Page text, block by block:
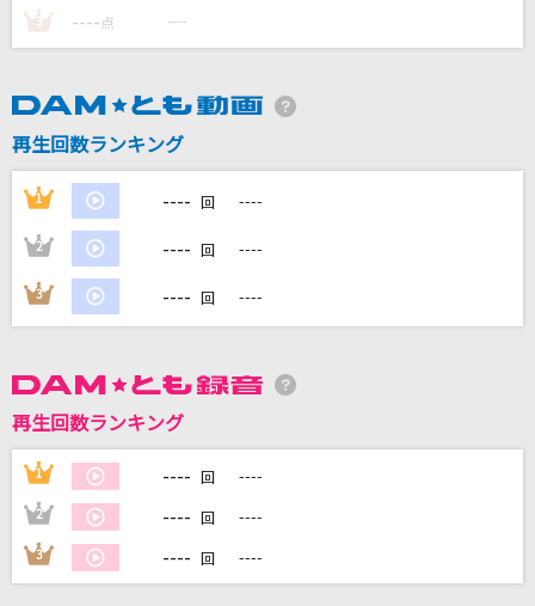
PAPARAZZI～*この物語はフィクションです～
RADWIMPS
DAMの新曲・ランキングなど
カラオケ最新情報をチェック！
カラオケをもっと楽しもう！
3 ---- 点 ----
再生回数ランキング
1 ---- 回 ----
2 ---- 回 ----
3 ---- 回 ----
再生回数ランキング
1 ---- 回 ----
2 ---- 回 ----
3 ---- 回 ----